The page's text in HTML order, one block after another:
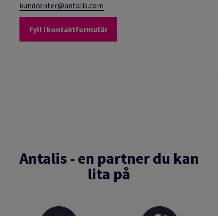
kundcenter@antalis.com
Fyll i kontaktformulär
Antalis - en partner du kan
lita på